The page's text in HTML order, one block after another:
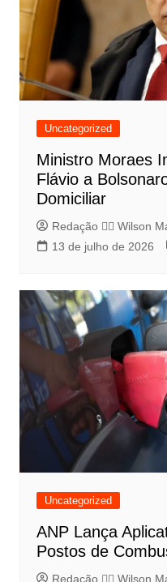
Uncategorized
Ministro Moraes
Flávio a
Domiciliar
Redação 👨‍⚖️​ Wilson
13 de julho de 2026
Uncategorized
ANP Lança
Postos de
Redação 👨‍⚖️​ Wilson